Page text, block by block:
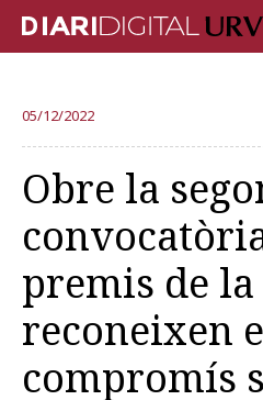
RECERCA
DOCÈNCIA
INSTITUCIÓ
VIDA AL CAMPUS
COMUNITAT URV
05/12/2022
Obre la
premis de la
reconeixen
compromís